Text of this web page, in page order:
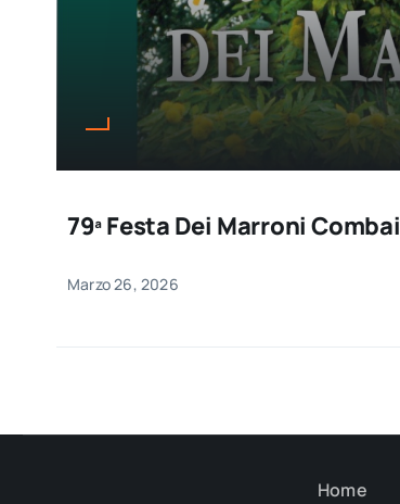
79ª Festa Dei Marroni Combai
Marzo 26, 2026
Home